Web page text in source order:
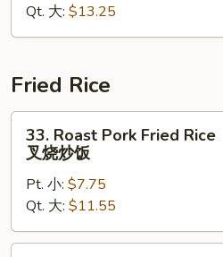
Mein
本
炒
Qt. 大: $13.25
Fried Rice
Roast
Pork
Fried
Rice
叉
烧
33. Roast Pork Fried Rice
叉烧炒饭
Pt. 小: $7.75
Qt. 大: $11.55